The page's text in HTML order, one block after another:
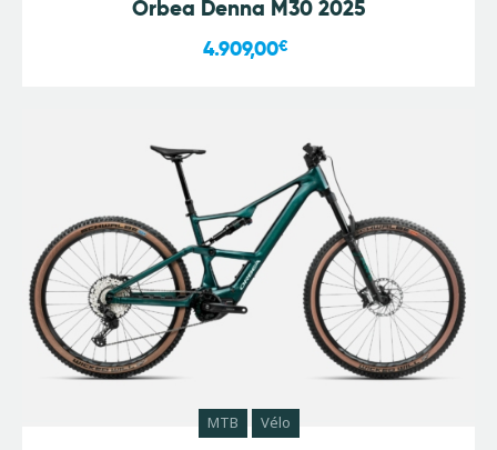
Orbea Denna M30 2025
4.909,00€
MTB Vélo